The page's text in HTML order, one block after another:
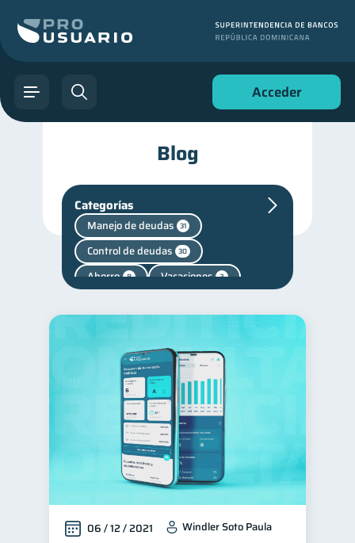
Acceder
Blog
Categorías
Manejo de deudas 31
Control de deudas 30
Ahorro 8 Vacaciones 2
Cuenta Abandonada
Cuenta Inactiva 1
Fraudes 1 inversiones
Finanzas personales 44
Educación financiera 31
Finanzas para jóvenes
Finanzas familiares 25
Inclusión financiera 22
Bienestar financiero 22
06 / 12 / 2021 Windler Soto Paula